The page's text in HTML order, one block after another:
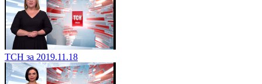
ТСН за 2019.11.18